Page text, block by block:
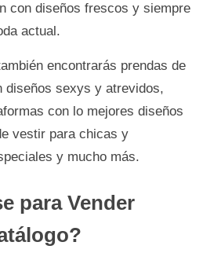
con diseños frescos y siempre
actual.
encontrarás prendas de
diseños sexys y atrevidos,
con lo mejores diseños
vestir para chicas y
y mucho más.
para Vender